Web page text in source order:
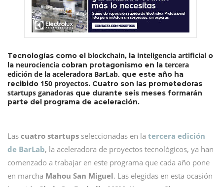
Tecnologías como el blockchain, la inteligencia artificial o
la neurociencia cobran protagonismo en la tercera
edición de la aceleradora BarLab, que este año ha
recibido 150 proyectos. Cuatro son las prometedoras
startups ganadoras que durante seis meses formarán
parte del programa de aceleración.
Las cuatro startups seleccionadas en la tercera edición
de BarLab, la aceleradora de proyectos tecnológicos, ya han
comenzado a trabajar en este programa que cada año pone
en marcha Mahou San Miguel. Las elegidas en esta ocasión